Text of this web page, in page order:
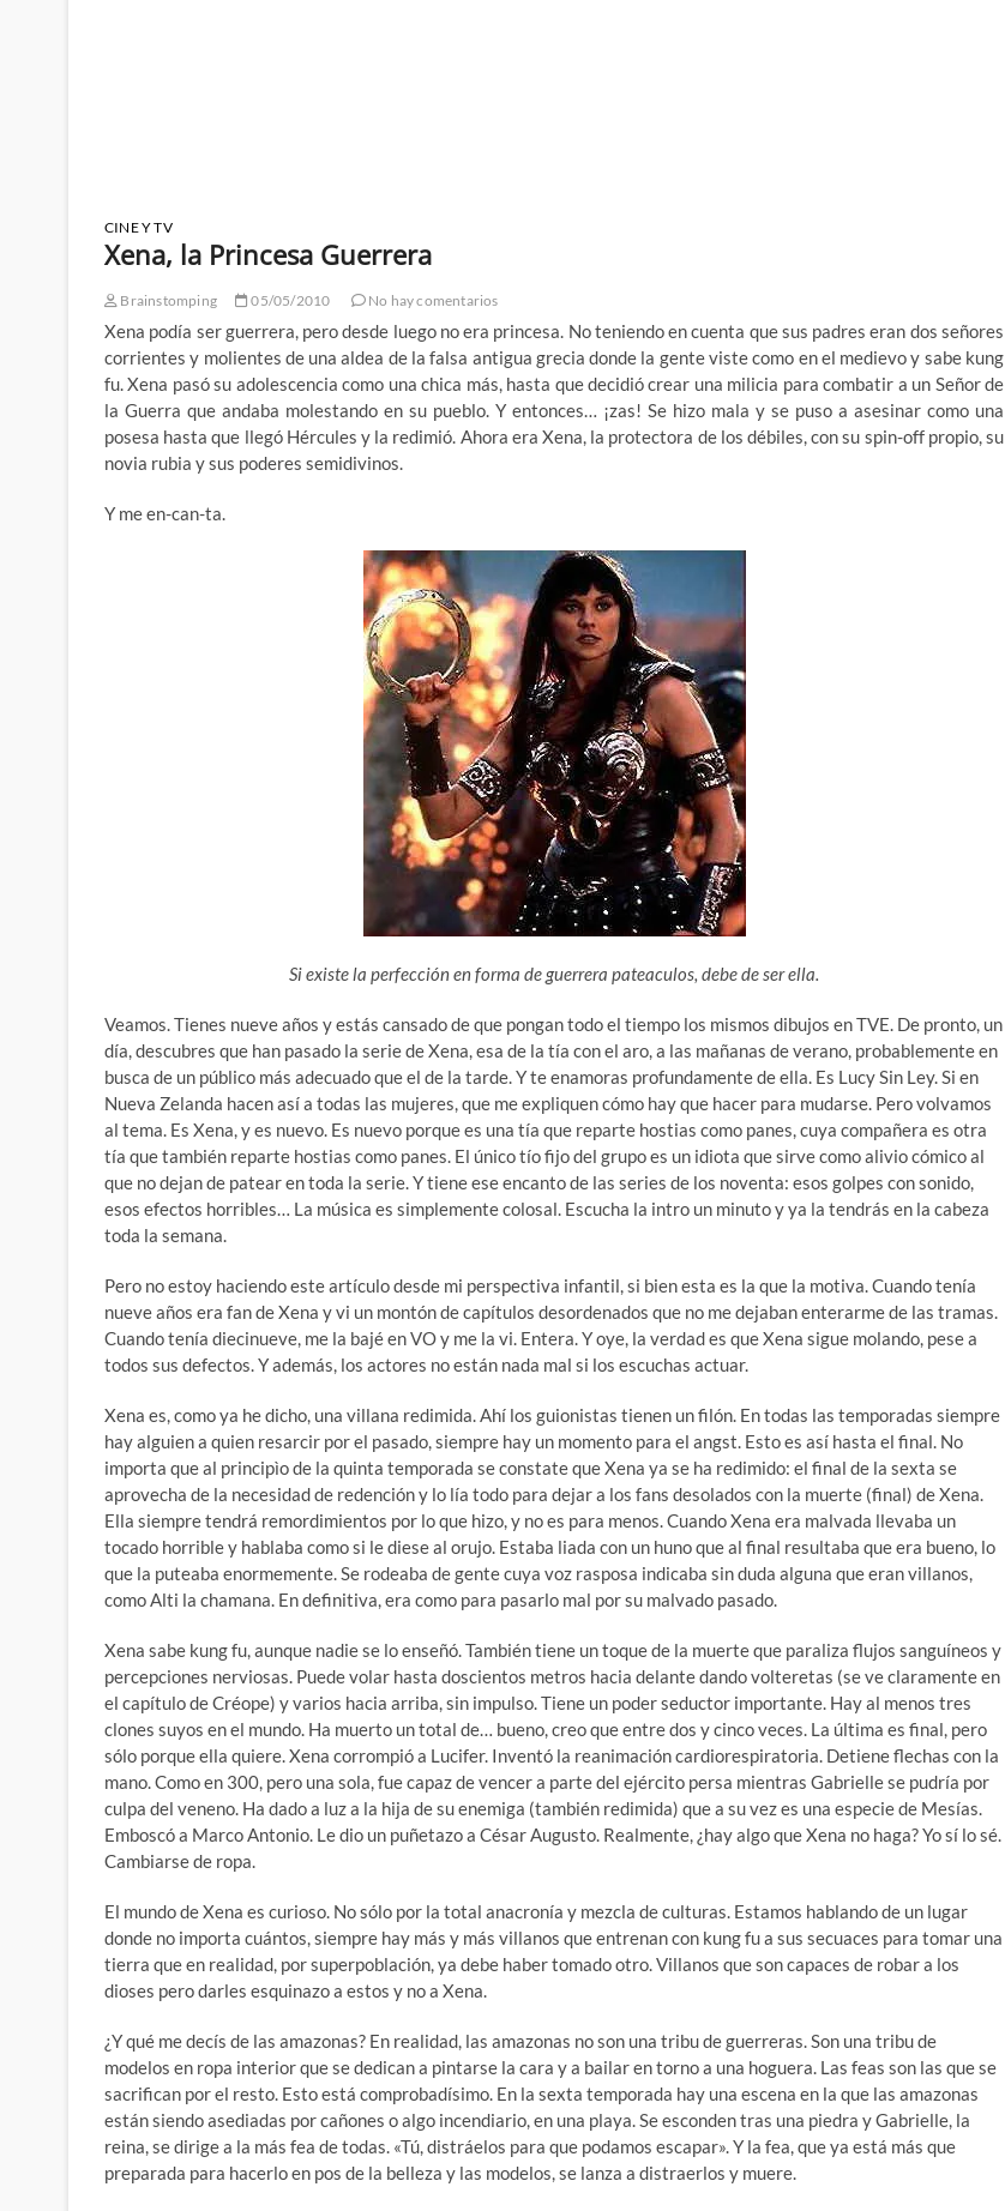
CINE Y TV
Xena, la Princesa Guerrera
Brainstomping 05/05/2010 No hay comentarios
Xena podía ser guerrera, pero desde luego no era princesa. No teniendo en cuenta que sus padres eran dos señores
corrientes y molientes de una aldea de la falsa antigua grecia donde la gente viste como en el medievo y sabe kung
fu. Xena pasó su adolescencia como una chica más, hasta que decidió crear una milicia para combatir a un Señor de
la Guerra que andaba molestando en su pueblo. Y entonces… ¡zas! Se hizo mala y se puso a asesinar como una
posesa hasta que llegó Hércules y la redimió. Ahora era Xena, la protectora de los débiles, con su spin-off propio, su
novia rubia y sus poderes semidivinos.
Y me en-can-ta.
Si existe la perfección en forma de guerrera pateaculos, debe de ser ella.
Veamos. Tienes nueve años y estás cansado de que pongan todo el tiempo los mismos dibujos en TVE. De pronto, un
día, descubres que han pasado la serie de Xena, esa de la tía con el aro, a las mañanas de verano, probablemente en
busca de un público más adecuado que el de la tarde. Y te enamoras profundamente de ella. Es Lucy Sin Ley. Si en
Nueva Zelanda hacen así a todas las mujeres, que me expliquen cómo hay que hacer para mudarse. Pero volvamos
al tema. Es Xena, y es nuevo. Es nuevo porque es una tía que reparte hostias como panes, cuya compañera es otra
tía que también reparte hostias como panes. El único tío fijo del grupo es un idiota que sirve como alivio cómico al
que no dejan de patear en toda la serie. Y tiene ese encanto de las series de los noventa: esos golpes con sonido,
esos efectos horribles… La música es simplemente colosal. Escucha la intro un minuto y ya la tendrás en la cabeza
toda la semana.
Pero no estoy haciendo este artículo desde mi perspectiva infantil, si bien esta es la que la motiva. Cuando tenía
nueve años era fan de Xena y vi un montón de capítulos desordenados que no me dejaban enterarme de las tramas.
Cuando tenía diecinueve, me la bajé en VO y me la vi. Entera. Y oye, la verdad es que Xena sigue molando, pese a
todos sus defectos. Y además, los actores no están nada mal si los escuchas actuar.
Xena es, como ya he dicho, una villana redimida. Ahí los guionistas tienen un filón. En todas las temporadas siempre
hay alguien a quien resarcir por el pasado, siempre hay un momento para el angst. Esto es así hasta el final. No
importa que al principìo de la quinta temporada se constate que Xena ya se ha redimido: el final de la sexta se
aprovecha de la necesidad de redención y lo lía todo para dejar a los fans desolados con la muerte (final) de Xena.
Ella siempre tendrá remordimientos por lo que hizo, y no es para menos. Cuando Xena era malvada llevaba un
tocado horrible y hablaba como si le diese al orujo. Estaba liada con un huno que al final resultaba que era bueno, lo
que la puteaba enormemente. Se rodeaba de gente cuya voz rasposa indicaba sin duda alguna que eran villanos,
como Alti la chamana. En definitiva, era como para pasarlo mal por su malvado pasado.
Xena sabe kung fu, aunque nadie se lo enseñó. También tiene un toque de la muerte que paraliza flujos sanguíneos y
percepciones nerviosas. Puede volar hasta doscientos metros hacia delante dando volteretas (se ve claramente en
el capítulo de Créope) y varios hacia arriba, sin impulso. Tiene un poder seductor importante. Hay al menos tres
clones suyos en el mundo. Ha muerto un total de… bueno, creo que entre dos y cinco veces. La última es final, pero
sólo porque ella quiere. Xena corrompió a Lucifer. Inventó la reanimación cardiorespiratoria. Detiene flechas con la
mano. Como en 300, pero una sola, fue capaz de vencer a parte del ejército persa mientras Gabrielle se pudría por
culpa del veneno. Ha dado a luz a la hija de su enemiga (también redimida) que a su vez es una especie de Mesías.
Emboscó a Marco Antonio. Le dio un puñetazo a César Augusto. Realmente, ¿hay algo que Xena no haga? Yo sí lo sé.
Cambiarse de ropa.
El mundo de Xena es curioso. No sólo por la total anacronía y mezcla de culturas. Estamos hablando de un lugar
donde no importa cuántos, siempre hay más y más villanos que entrenan con kung fu a sus secuaces para tomar una
tierra que en realidad, por superpoblación, ya debe haber tomado otro. Villanos que son capaces de robar a los
dioses pero darles esquinazo a estos y no a Xena.
¿Y qué me decís de las amazonas? En realidad, las amazonas no son una tribu de guerreras. Son una tribu de
modelos en ropa interior que se dedican a pintarse la cara y a bailar en torno a una hoguera. Las feas son las que se
sacrifican por el resto. Esto está comprobadísimo. En la sexta temporada hay una escena en la que las amazonas
están siendo asediadas por cañones o algo incendiario, en una playa. Se esconden tras una piedra y Gabrielle, la
reina, se dirige a la más fea de todas. «Tú, distráelos para que podamos escapar». Y la fea, que ya está más que
preparada para hacerlo en pos de la belleza y las modelos, se lanza a distraerlos y muere.